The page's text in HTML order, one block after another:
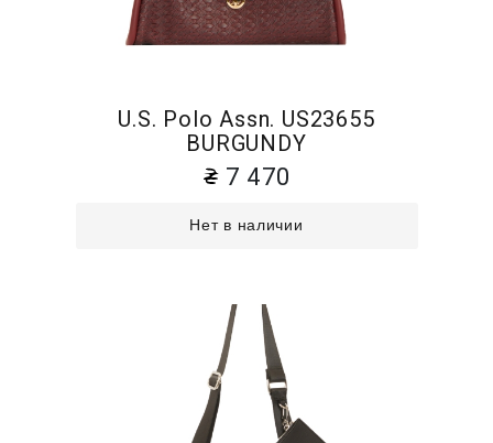
U.S. Polo Assn. US23655
BURGUNDY
7 470
Нет в наличии